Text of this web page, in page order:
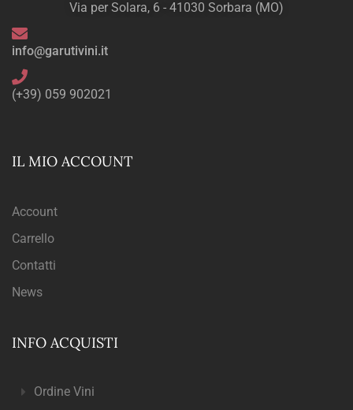
Via per Solara, 6 - 41030 Sorbara (MO)
info@garutivini.it
(+39) 059 902021
IL MIO ACCOUNT
Account
Carrello
Contatti
News
INFO ACQUISTI
Ordine Vini